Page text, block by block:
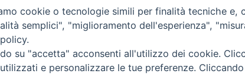
© 2024 Diocesi di Massa Marittima -
cookie o tecnologie simili per finalità tecniche
semplici", "miglioramento dell'esperienza",
su "accetta" acconsenti all'utilizzo dei cookie.
e personalizzare le tue preferenze.